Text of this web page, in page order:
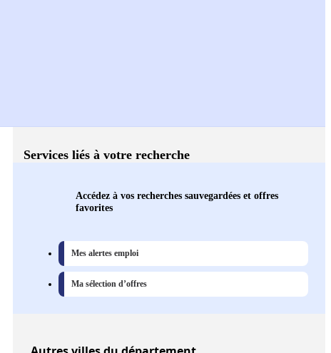
Services liés à votre recherche
Accédez à vos recherches sauvegardées et offres
favorites
Mes alertes emploi
Ma sélection d’offres